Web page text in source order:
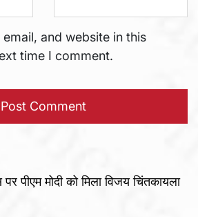
and website in this
time I comment.
पीएम मोदी को मिला विजय चिंतकायला